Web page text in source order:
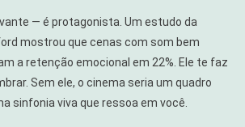
— é protagonista. Um estudo da
mostrou que cenas com som bem
a retenção emocional em 22%. Ele te faz
Sem ele, o cinema seria um quadro
sinfonia viva que ressoa em você.